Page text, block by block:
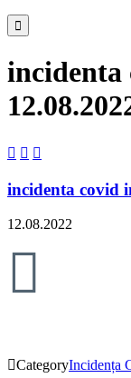

incidenta
  
incidenta covid
12.08.2022

CategoryIncidența